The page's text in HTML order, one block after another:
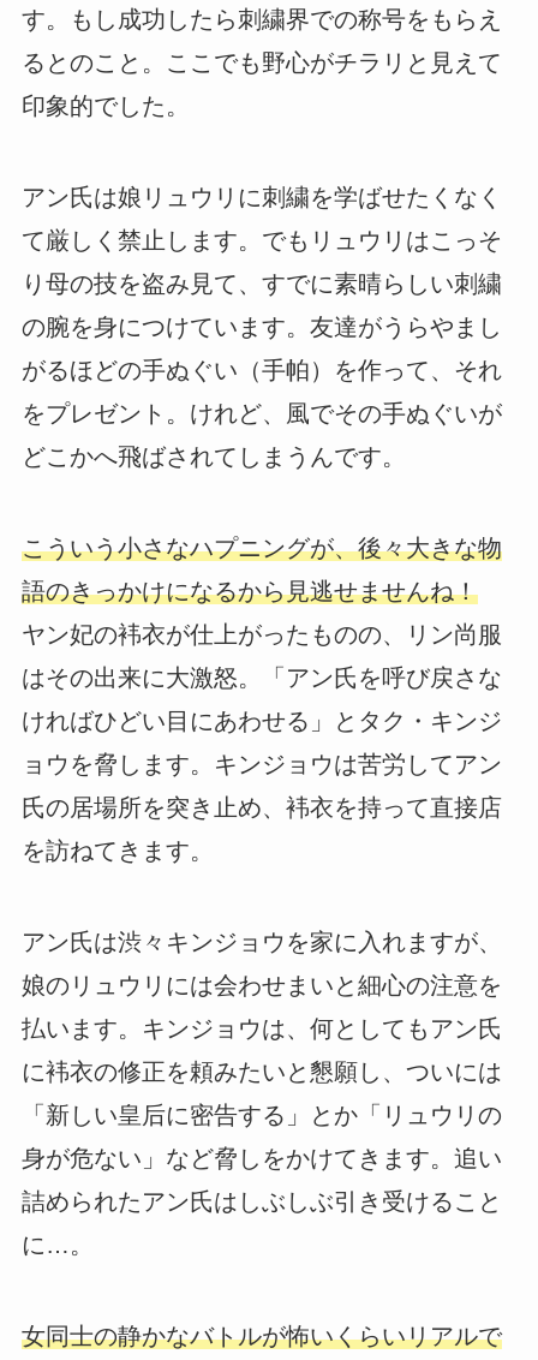
す。もし成功したら刺繍界での称号をもらえ
るとのこと。ここでも野心がチラリと見えて
印象的でした。
アン氏は娘リュウリに刺繍を学ばせたくなく
て厳しく禁止します。でもリュウリはこっそ
り母の技を盗み見て、すでに素晴らしい刺繍
の腕を身につけています。友達がうらやまし
がるほどの手ぬぐい（手帕）を作って、それ
をプレゼント。けれど、風でその手ぬぐいが
どこかへ飛ばされてしまうんです。
こういう小さなハプニングが、後々大きな物
語のきっかけになるから見逃せませんね！
ヤン妃の袆衣が仕上がったものの、リン尚服
はその出来に大激怒。「アン氏を呼び戻さな
ければひどい目にあわせる」とタク・キンジ
ョウを脅します。キンジョウは苦労してアン
氏の居場所を突き止め、袆衣を持って直接店
を訪ねてきます。
アン氏は渋々キンジョウを家に入れますが、
娘のリュウリには会わせまいと細心の注意を
払います。キンジョウは、何としてもアン氏
に袆衣の修正を頼みたいと懇願し、ついには
「新しい皇后に密告する」とか「リュウリの
身が危ない」など脅しをかけてきます。追い
詰められたアン氏はしぶしぶ引き受けること
に…。
女同士の静かなバトルが怖いくらいリアルで